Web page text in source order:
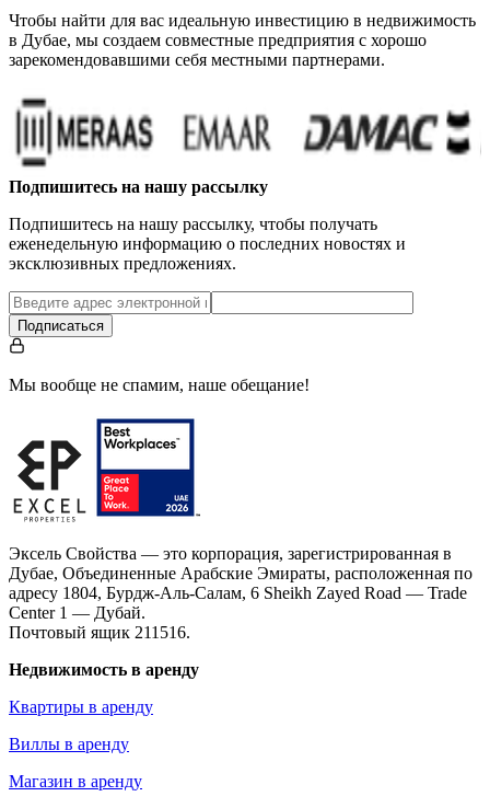
Чтобы найти для вас идеальную инвестицию в недвижимость
в Дубае, мы создаем совместные предприятия с хорошо
зарекомендовавшими себя местными партнерами.
…
Подпишитесь на нашу рассылку
Подпишитесь на нашу рассылку, чтобы получать
еженедельную информацию о последних новостях и
эксклюзивных предложениях.
Подписаться
Мы вообще не спамим, наше обещание!
Эксель Свойства — это корпорация, зарегистрированная в
Дубае, Объединенные Арабские Эмираты, расположенная по
адресу 1804, Бурдж-Аль-Салам, 6 Sheikh Zayed Road — Trade
Center 1 — Дубай.
Почтовый ящик 211516.
Недвижимость в аренду
Квартиры в аренду
Виллы в аренду
Магазин в аренду